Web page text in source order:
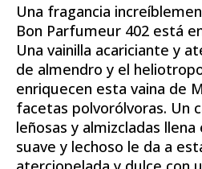
Una fragancia
Bon Parfumeur 402 está
Una vainilla acariciante y
de almendro y el
enriquecen esta vaina de
facetas polvorólvoras. Un
leñosas y almizcladas llena
suave y lechoso le da a